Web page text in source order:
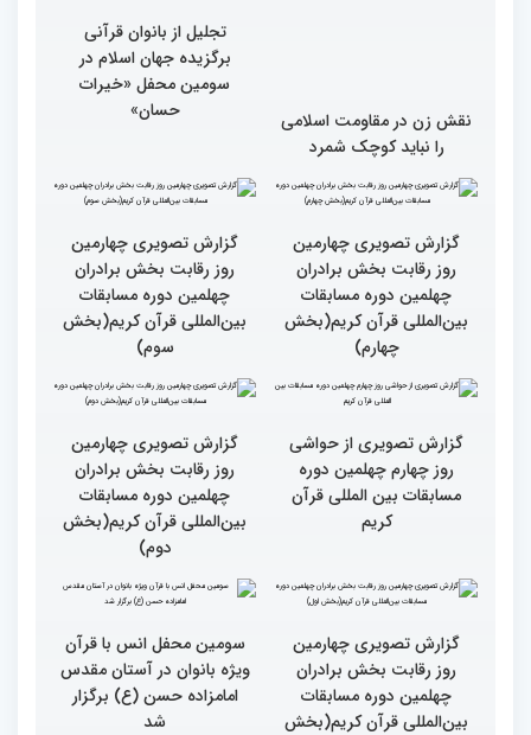
نقش زن در مقاومت اسلامی
را نباید کوچک شمرد
تجلیل از بانوان قرآنی
حسان»
گزارش تصویری چهارمین
روز رقابت بخش برادران
چهلمین دوره مسابقات
بین‌المللی قرآن کریم(بخش
چهارم)
گزارش تصویری چهارمین
روز رقابت بخش برادران
چهلمین دوره مسابقات
بین‌المللی قرآن کریم(بخش
سوم)
گزارش تصویری از حواشی
روز چهارم چهلمین دوره
گزارش تصویری چهارمین
روز رقابت بخش برادران
چهلمین دوره مسابقات
بین‌المللی قرآن کریم(بخش
دوم)